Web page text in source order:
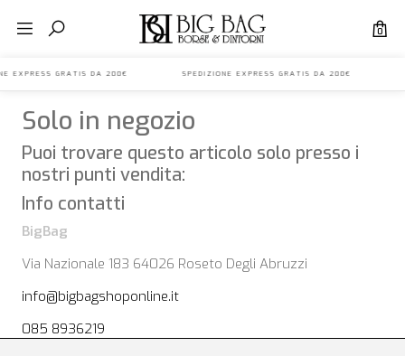
0
EXPRESS GRATIS DA 200€ SPEDIZIONE EXPRESS GRATIS DA
Solo in negozio
Puoi trovare questo articolo solo presso i
nostri punti vendita:
Info contatti
BigBag
Via Nazionale 183 64026 Roseto Degli Abruzzi
info@bigbagshoponline.it
085 8936219